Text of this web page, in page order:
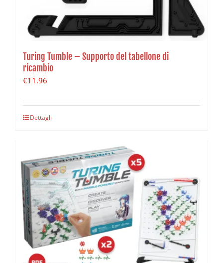
Turing Tumble – Supporto del tabellone di
ricambio
€11.96
Dettagli